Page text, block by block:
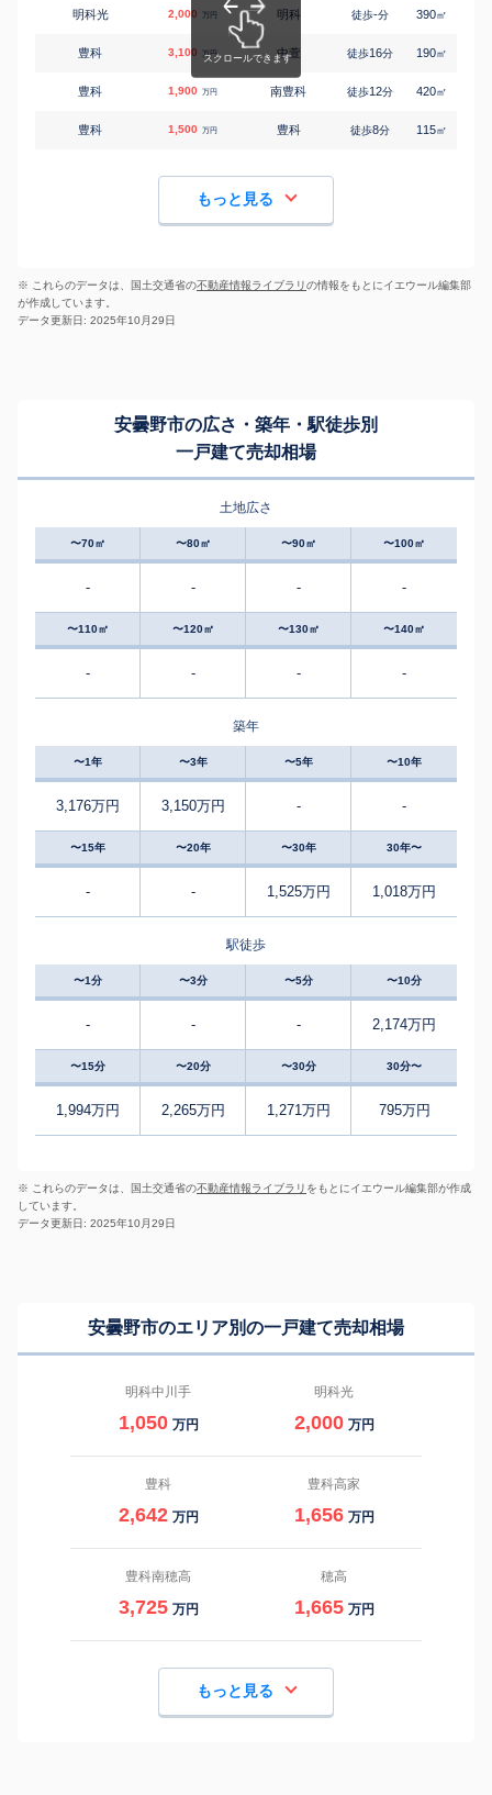
明科光 2,000 万円 明科 徒歩-分 390㎡
豊科 3,100 万円 中萱 徒歩16分 190㎡
豊科 1,900 万円 南豊科 徒歩12分 420㎡
豊科 1,500 万円 豊科 徒歩8分 115㎡
もっと見る
※ これらのデータは、国土交通省の不動産情報ライブラリの情報をもとにイエウール編集部
が作成しています。
データ更新日: 2025年10月29日
安曇野市の広さ・築年・駅徒歩別
一戸建て売却相場
土地広さ
〜70㎡ 〜80㎡ 〜90㎡ 〜100㎡
- - - -
〜110㎡ 〜120㎡ 〜130㎡ 〜140㎡
- - - -
築年
〜1年 〜3年 〜5年 〜10年
3,176万円 3,150万円 - -
〜15年 〜20年 〜30年 30年〜
- - 1,525万円 1,018万円
駅徒歩
〜1分 〜3分 〜5分 〜10分
- - - 2,174万円
〜15分 〜20分 〜30分 30分〜
1,994万円 2,265万円 1,271万円 795万円
※ これらのデータは、国土交通省の不動産情報ライブラリ をもとにイエウール編集部が作成
しています。
データ更新日: 2025年10月29日
安曇野市のエリア別の一戸建て売却相場
明科中川手
1,050 万円
明科光
2,000 万円
豊科
2,642 万円
豊科高家
1,656 万円
豊科南穂高
3,725 万円
穂高
1,665 万円
もっと見る